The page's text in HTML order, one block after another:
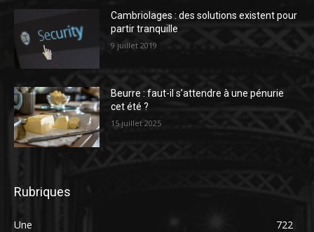
Cambriolages : des solutions existent pour
partir tranquille
9 juillet 2019
Beurre : faut-il s’attendre à une pénurie
cet été ?
15 juillet 2025
Rubriques
Une
722